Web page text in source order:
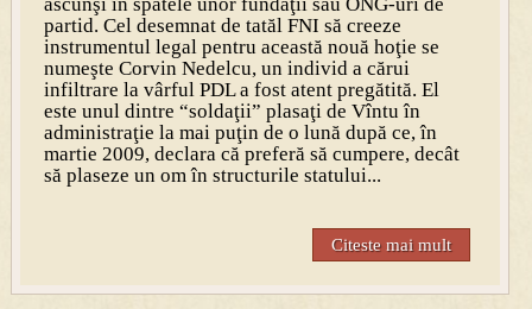
partid. Cel desemnat de tatăl FNI să creeze
instrumentul legal pentru această nouă hoţie se
numeşte Corvin Nedelcu, un individ a cărui
infiltrare la vârful PDL a fost atent pregătită. El
este unul dintre “soldaţii” plasaţi de Vîntu în
administraţie la mai puţin de o lună după ce, în
martie 2009, declara că preferă să cumpere, decât
să plaseze un om în structurile statului...
Citeste mai mult